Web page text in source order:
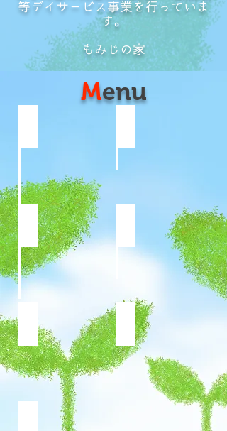
等デイサービス事業を行っていま
す。
​もみじの家
Menu
ご利用までの流れスタッフ紹介
施設写真 施設写真
問い合わせ